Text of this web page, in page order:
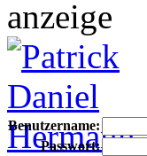
Benutzername:
Passwort: